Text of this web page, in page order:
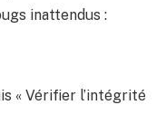
inattendus :
« Vérifier l’intégrité